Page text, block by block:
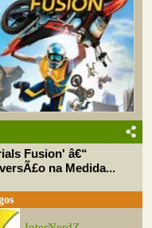
Fusion' â€“
na Medida...